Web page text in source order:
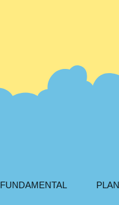
FUNDAMENTAL